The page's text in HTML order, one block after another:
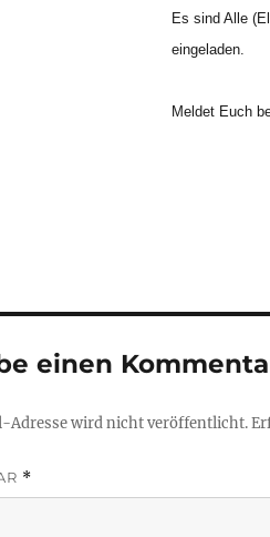
Es sind Alle
eingeladen.
Meldet Euch
einen
Adresse wird nicht veröffentlicht.
*